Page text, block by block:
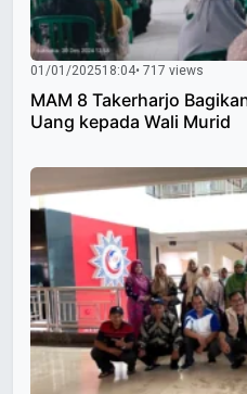
01/01/202518:04• 717 views
MAM 8 Takerharjo
Uang kepada Wali Murid